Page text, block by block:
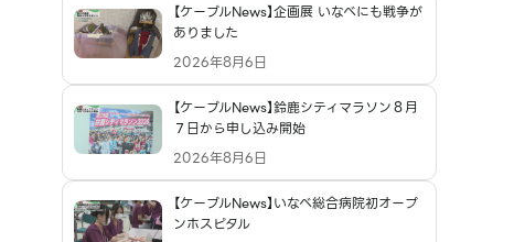
【ケーブルNews】企画展 いなべにも戦争が
ありました
2026年8月6日
【ケーブルNews】鈴鹿シティマラソン８月
７日から申し込み開始
2026年8月6日
【ケーブルNews】いなべ総合病院初オープ
ンホスピタル